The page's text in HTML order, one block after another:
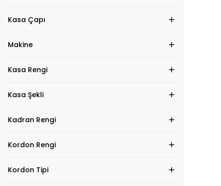
Kasa Çapı
Makine
Kasa Rengi
Kasa Şekli
Kadran Rengi
Kordon Rengi
Kordon Tipi